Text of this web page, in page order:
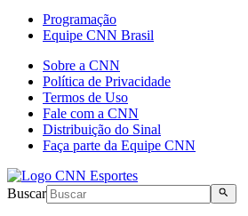
Programação
Equipe CNN Brasil
Sobre a CNN
Política de Privacidade
Termos de Uso
Fale com a CNN
Distribuição do Sinal
Faça parte da Equipe CNN
Buscar